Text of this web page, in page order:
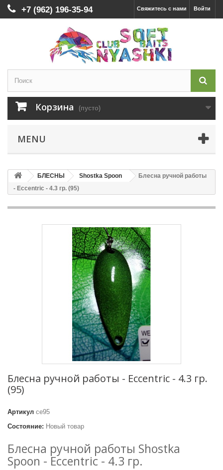
Войти
Свяжитесь с нами
+7 (962) 196-35-94
Корзина (пусто)
MENU
БЛЕСНЫ Shostka Spoon
Блесна ручной работы
- Eccentric - 4.3 гр. (95)
Блесна ручной работы - Eccentric - 4.3 гр.
(95)
Артикул се95
Состояние: Новый товар
Блесна ручной работы Shostka
Spoon - Eccentric - 4.3 гр.